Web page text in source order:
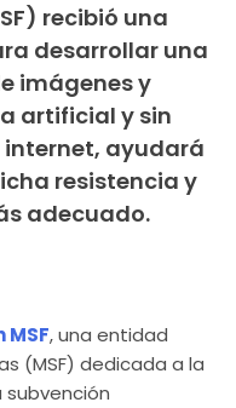
recibió una
desarrollar una
imágenes y
artificial y sin
internet, ayudará
resistencia y
adecuado.
MSF, una entidad
(MSF) dedicada a la
subvención